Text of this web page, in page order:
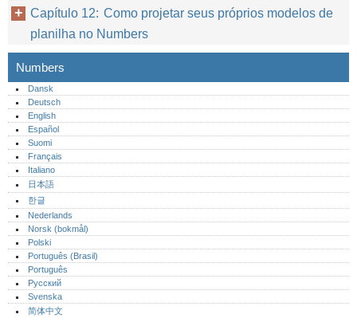
Capítulo 12: Como projetar seus próprios modelos de
planilha no Numbers
Numbers
Dansk
Deutsch
English
Español
Suomi
Français
Italiano
日本語
한글
Nederlands
Norsk (bokmål)‎
Polski
Português (Brasil)
Português‎
Русский
Svenska
简体中文